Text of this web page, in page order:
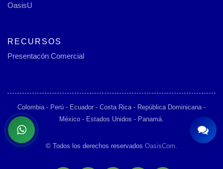
OasisU
RECURSOS
Presentacón Comercial
Colombia - Perú - Ecuador - Costa Rica - República Dominicana -
México - Estados Unidos - Panamá.
© Todos los derechos reservados OasisCom.